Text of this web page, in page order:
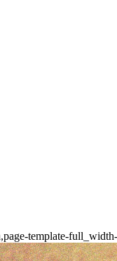
template-